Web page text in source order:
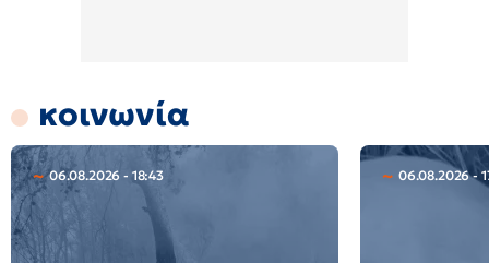
κοινωνία
06.08.2026 - 18:43 06.08.2026 -